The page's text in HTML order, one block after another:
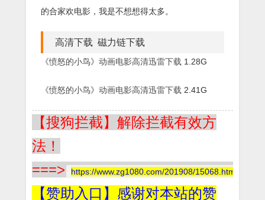
的合家欢电影，我是不想想得太多。
高清下载 磁力链下载
《愤怒的小鸟》动画电影高清迅雷下载 1.28G
《愤怒的小鸟》动画电影高清迅雷下载 2.41G
【搜狗拦截】解除拦截有效方
法！
===>
https://www.zg1080.com/201908/15068.html
【赞助入口】感谢对本站的赞